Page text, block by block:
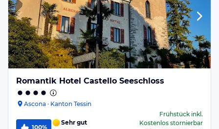
Romantik Hotel Castello Seeschloss
Ascona · Kanton Tessin
100%
Sehr gut
Frühstückinkl.
Kostenlos stornierbar